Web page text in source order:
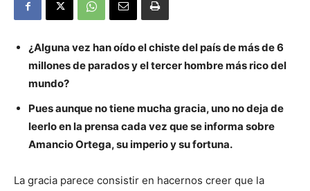
¿Alguna vez han oído el chiste del país de más de 6
millones de parados y el tercer hombre más rico del
mundo?
Pues aunque no tiene mucha gracia, uno no deja de
leerlo en la prensa cada vez que se informa sobre
Amancio Ortega, su imperio y su fortuna.
La gracia parece consistir en hacernos creer que la